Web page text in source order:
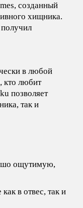
созданный
хищника.
в любой
кто любит
позволяет
так и
ощутимую,
в отвес, так и